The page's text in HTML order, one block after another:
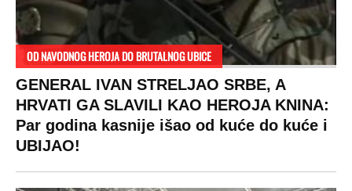
OD NAVODNOG HEROJA DO BRUTALNOG UBICE
GENERAL IVAN STRELJAO SRBE, A
HRVATI GA SLAVILI KAO HEROJA KNINA:
Par godina kasnije išao od kuće do kuće i
UBIJAO!